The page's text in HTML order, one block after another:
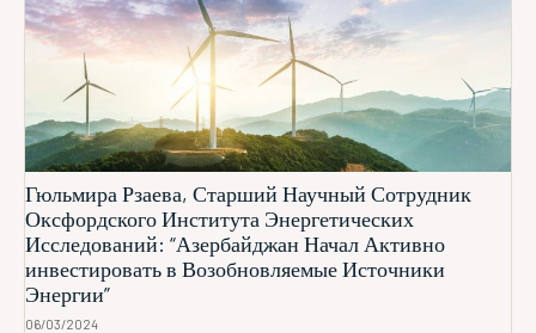
Гюльмира Рзаева, Старший Научный Сотрудник
Оксфордского Института Энергетических
Исследований: “Азербайджан Начал Активно
инвестировать в Возобновляемые Источники
Энергии”
06/03/2024